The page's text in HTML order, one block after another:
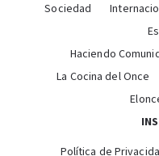
Sociedad
Haciendo
La Cocina del Once
Política de